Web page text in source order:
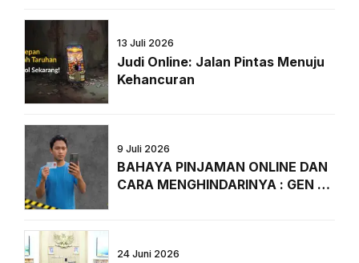
13 Juli 2026
Judi Online: Jalan Pintas Menuju
Kehancuran
9 Juli 2026
BAHAYA PINJAMAN ONLINE DAN
CARA MENGHINDARINYA : GEN Z
24 Juni 2026